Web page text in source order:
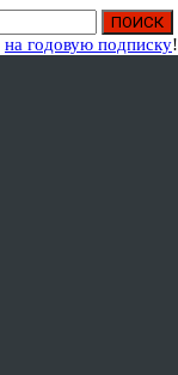
на годовую подписку!